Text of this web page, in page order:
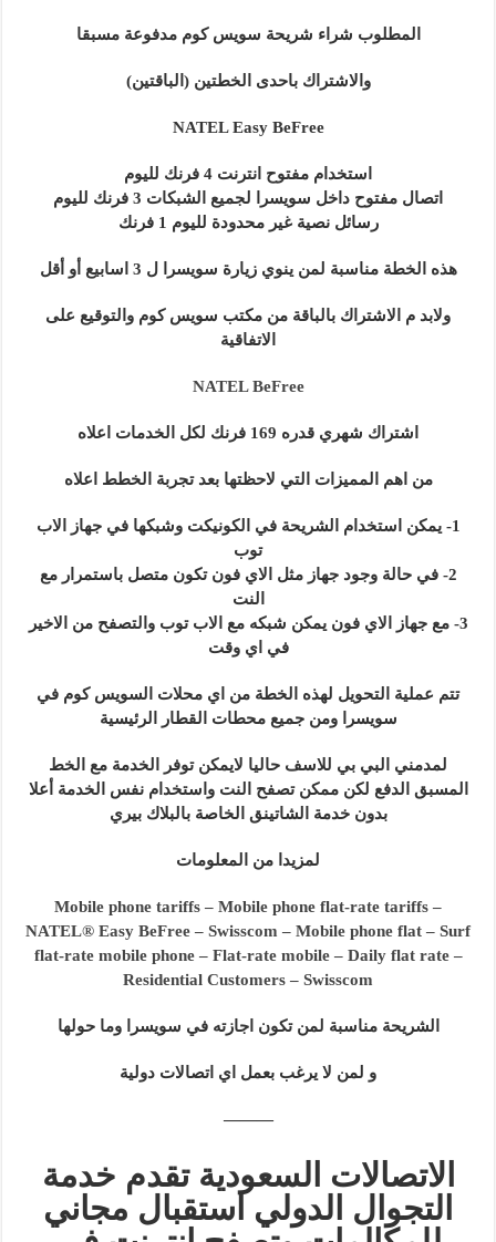
المطلوب شراء شريحة سويس كوم مدفوعة مسبقا
والاشتراك باحدى الخطتين (الباقتين)
NATEL Easy BeFree
استخدام مفتوح انترنت 4 فرنك لليوم
اتصال مفتوح داخل سويسرا لجميع الشبكات 3 فرنك لليوم
رسائل نصية غير محدودة لليوم 1 فرنك
هذه الخطة مناسبة لمن ينوي زيارة سويسرا ل 3 اسابيع أو أقل
ولابد م الاشتراك بالباقة من مكتب سويس كوم والتوقيع على
الاتفاقية
NATEL BeFree
اشتراك شهري قدره 169 فرنك لكل الخدمات اعلاه
من اهم المميزات التي لاحظتها بعد تجربة الخطط اعلاه
1- يمكن استخدام الشريحة في الكونيكت وشبكها في جهاز الاب
توب
2- في حالة وجود جهاز مثل الاي فون تكون متصل باستمرار مع
النت
3- مع جهاز الاي فون يمكن شبكه مع الاب توب والتصفح من الاخير
في اي وقت
تتم عملية التحويل لهذه الخطة من اي محلات السويس كوم في
سويسرا ومن جميع محطات القطار الرئيسية
لمدمني البي بي للاسف حاليا لايمكن توفر الخدمة مع الخط
المسبق الدفع لكن ممكن تصفح النت واستخدام نفس الخدمة أعلا
بدون خدمة الشاتينق الخاصة بالبلاك بيري
لمزيدا من المعلومات
Mobile phone tariffs – Mobile phone flat-rate tariffs –
NATEL® Easy BeFree – Swisscom – Mobile phone flat – Surf
flat-rate mobile phone – Flat-rate mobile – Daily flat rate –
Residential Customers – Swisscom
الشريحة مناسبة لمن تكون اجازته في سويسرا وما حولها
و لمن لا يرغب بعمل اي اتصالات دولية
———
الاتصالات السعودية تقدم خدمة
التجوال الدولي استقبال مجاني